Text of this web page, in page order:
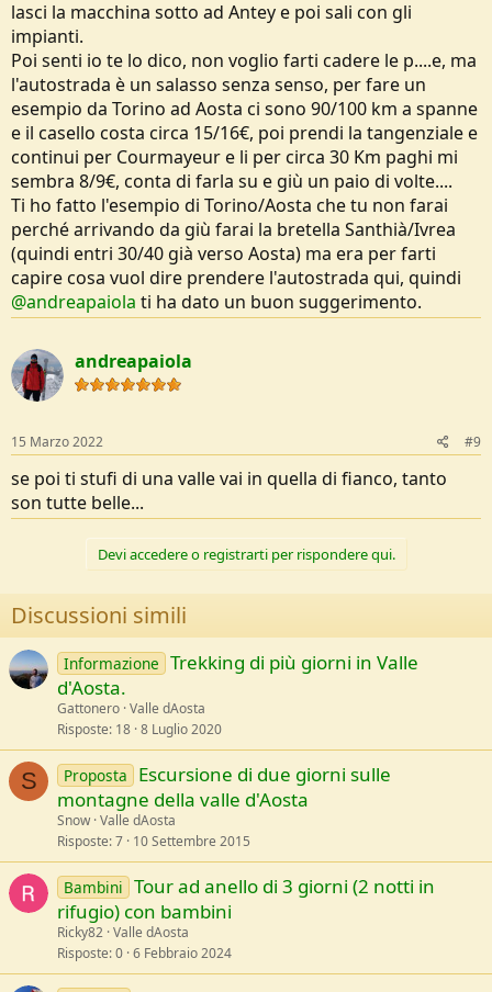
lasci la macchina sotto ad Antey e poi sali con gli
impianti.
Poi senti io te lo dico, non voglio farti cadere le p....e, ma
l'autostrada è un salasso senza senso, per fare un
esempio da Torino ad Aosta ci sono 90/100 km a spanne
e il casello costa circa 15/16€, poi prendi la tangenziale e
continui per Courmayeur e li per circa 30 Km paghi mi
sembra 8/9€, conta di farla su e giù un paio di volte....
Ti ho fatto l'esempio di Torino/Aosta che tu non farai
perché arrivando da giù farai la bretella Santhià/Ivrea
(quindi entri 30/40 già verso Aosta) ma era per farti
capire cosa vuol dire prendere l'autostrada qui, quindi
@andreapaiola ti ha dato un buon suggerimento.
andreapaiola
15 Marzo 2022 #9
se poi ti stufi di una valle vai in quella di fianco, tanto
son tutte belle...
Devi accedere o registrarti per rispondere qui.
Discussioni simili
Informazione Trekking di più giorni in Valle
d'Aosta.
Gattonero Valle dAosta
Risposte 18 8 Luglio 2020
S Proposta
Escursione di due giorni sulle
montagne della valle d'Aosta
Snow Valle dAosta
Risposte 7 10 Settembre 2015
Bambini Tour ad anello di 3 giorni (2 notti in
rifugio) con bambini
Ricky82 Valle dAosta
Risposte 0 6 Febbraio 2024